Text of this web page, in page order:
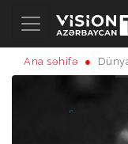
Ana səhifə